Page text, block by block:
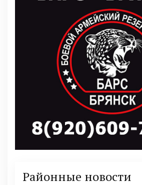
Районные новости